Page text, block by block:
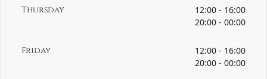
Thursday
12:00 - 16:00
20:00 - 00:00
Friday
12:00 - 16:00
20:00 - 00:00